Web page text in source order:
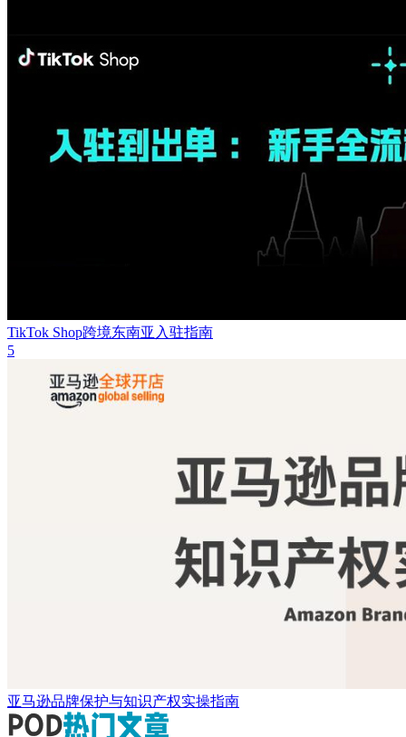
TikTok Shop跨境东南亚入驻指南
5
亚马逊品牌保护与知识产权实操指南